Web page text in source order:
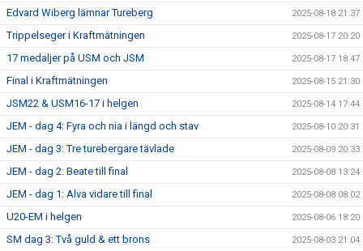
Edvard Wiberg lämnar Tureberg 2025-08-18 21:37
Trippelseger i Kraftmätningen 2025-08-17 20:20
17 medaljer på USM och JSM 2025-08-17 18:47
Final i Kraftmätningen 2025-08-15 21:30
JSM22 & USM16-17 i helgen 2025-08-14 17:44
JEM - dag 4: Fyra och nia i längd och stav 2025-08-10 20:31
JEM - dag 3: Tre turebergare tävlade 2025-08-09 20:33
JEM - dag 2: Beate till final 2025-08-08 13:24
JEM - dag 1: Alva vidare till final 2025-08-08 08:02
U20-EM i helgen 2025-08-06 18:20
SM dag 3: Två guld & ett brons 2025-08-03 21:04